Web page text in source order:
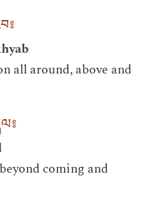
all around, above and
coming and